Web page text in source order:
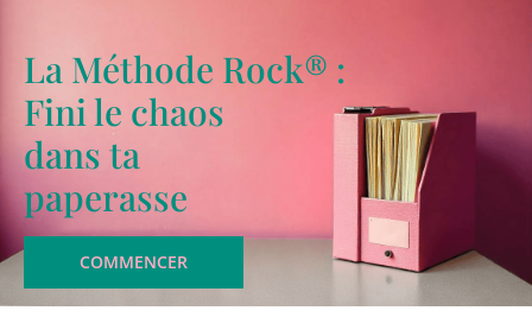
La Méthode Rock® :
Fini le chaos
dans ta
paperasse
COMMENCER